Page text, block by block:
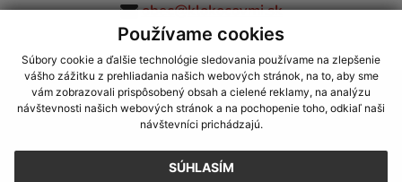
Používame cookies
Súbory cookie a ďalšie technológie sledovania používame na zlepšenie
vášho zážitku z prehliadania našich webových stránok, na to, aby sme
vám zobrazovali prispôsobený obsah a cielené reklamy, na analýzu
návštevnosti našich webových stránok a na pochopenie toho, odkiaľ naši
návštevníci prichádzajú.
SÚHLASÍM
obec@klokocovmi.sk
využite možnosť získavania aktuálnych informácií s využitím RSS
CMS systém (redakčný) systém ECHELON 2,Mapa stránok,web portál
webex.digital, s.r.o.,domény,registrácia domény